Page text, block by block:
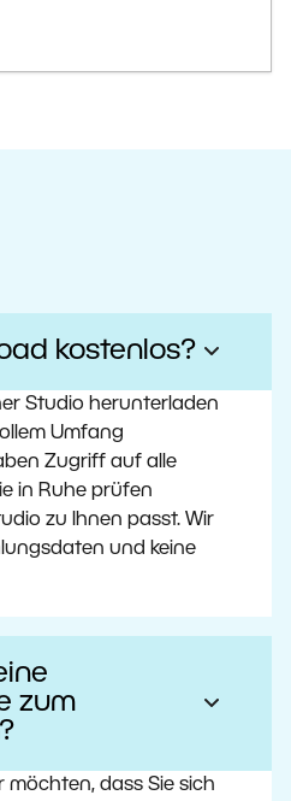
kostenlos?
Studio herunterladen
Umfang
Zugriff auf alle
in Ruhe prüfen
zu Ihnen passt. Wir
und keine
zum
möchten, dass Sie sich